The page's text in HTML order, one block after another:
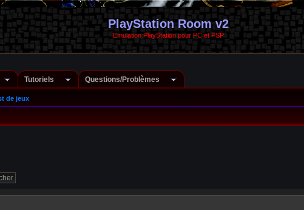
PlayStation Room v2
Emulation PlayStation pour PC et PSP
Tutoriels Questions/Problèmes
de jeux